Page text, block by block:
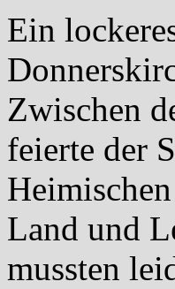
Ein
Zwischen
feierte der
Land und
mussten